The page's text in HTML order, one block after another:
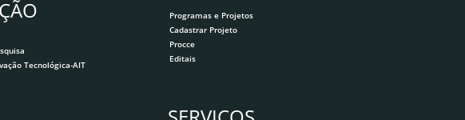
Tecnológica-AIT
Programas e Projetos
Cadastrar Projeto
Procce
Editais